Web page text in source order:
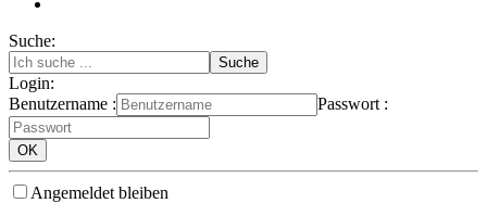
Suche:
Login:
Benutzername :
Passwort :
Angemeldet bleiben